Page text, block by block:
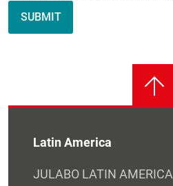
Latin America
JULABO LATIN AMERICA